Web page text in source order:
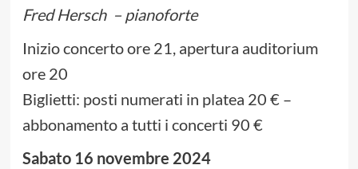
Fred Hersch – pianoforte
Inizio concerto ore 21, apertura auditorium
ore 20
Biglietti: posti numerati in platea 20 € –
abbonamento a tutti i concerti 90 €
Sabato 16 novembre 2024